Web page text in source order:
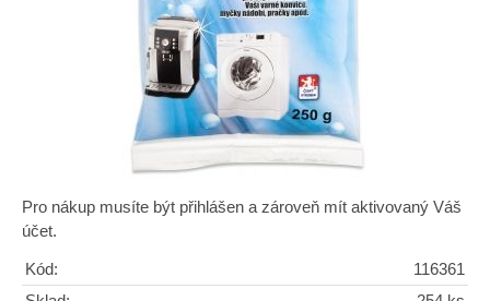
Pro nákup musíte být přihlášen a zároveň mít aktivovaný Váš
účet.
Kód:
116361